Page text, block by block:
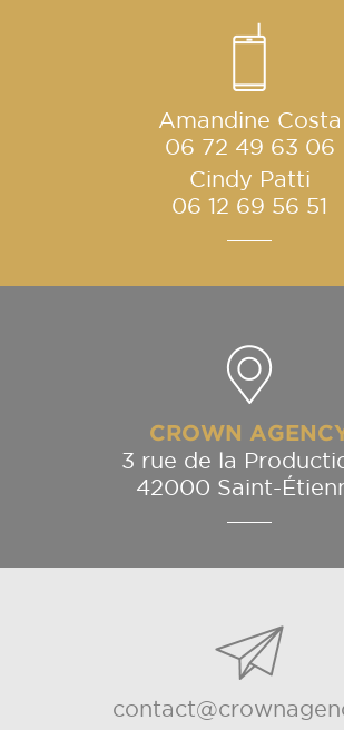
Amandine Costa
06 72 49 63 06
Cindy Patti
06 12 69 56 51
CROWN
3 rue de la
42000 Saint-